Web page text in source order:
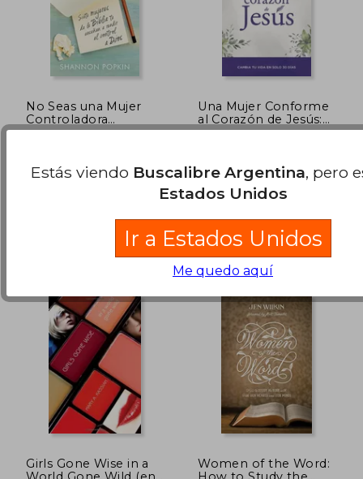
$ 50.010 dcto. $
No Seas una Mujer
Controladora
(Control Girl): Siete
control a dios
Portavoz, 2019, Tapa
Una Mujer Conforme
al Corazón de Jesús:
Cambia tu Vida en
Portavoz, Tapa Blanda,
Nuevo
Girls Gone Wise in a
Women of the Word:
Estás viendo Buscalibre Argentina, pero
Estados Unidos
Ir a Estados Unidos
Me quedo aquí